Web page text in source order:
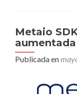
Metaio
aumentada
Publicada en